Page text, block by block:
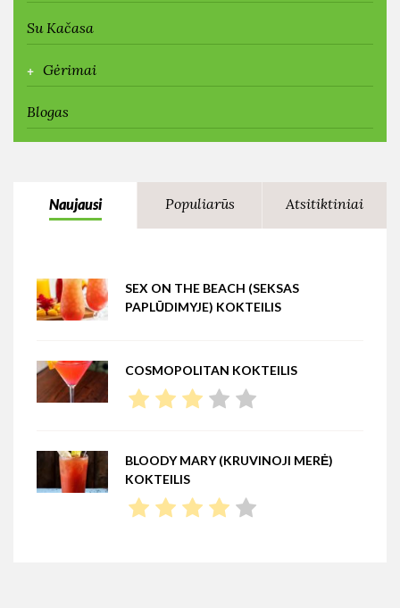
Su Kačasa
+ Gėrimai
Blogas
Naujausi Populiarūs Atsitiktiniai
SEX ON THE BEACH (SEKSAS
PAPLŪDIMYJE) KOKTEILIS
COSMOPOLITAN KOKTEILIS
BLOODY MARY (KRUVINOJI MERĖ)
KOKTEILIS